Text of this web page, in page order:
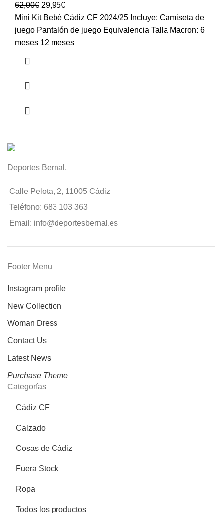
62,00€ 29,95€
Mini Kit Bebé Cádiz CF 2024/25 Incluye: Camiseta de
juego Pantalón de juego Equivalencia Talla Macron: 6
meses 12 meses
Deportes Bernal.
Calle Pelota, 2, 11005 Cádiz
Teléfono: 683 103 363
Email: info@deportesbernal.es
Footer Menu
Instagram profile
New Collection
Woman Dress
Contact Us
Latest News
Purchase Theme
Categorías
Cádiz CF
Calzado
Cosas de Cádiz
Fuera Stock
Ropa
Todos los productos